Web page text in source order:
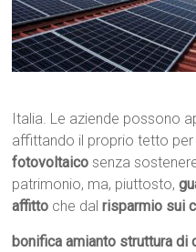
Italia. Le aziende possono
affittando il proprio tetto per
fotovoltaico senza
patrimonio, ma, piuttosto,
affitto che dalrisparmio sui
bonifica amianto struttura di